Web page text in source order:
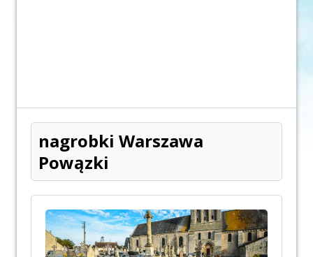
nagrobki Warszawa
Powązki